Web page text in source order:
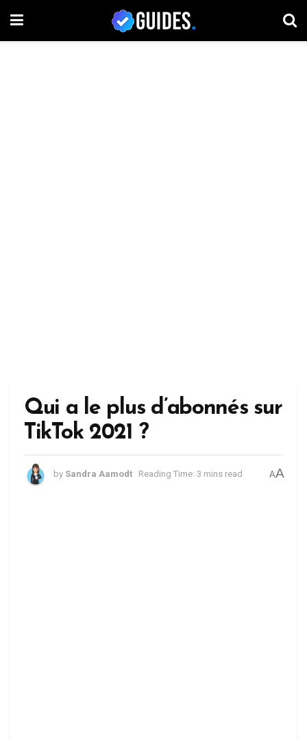
Qui a le plus d’abonnés sur
TikTok 2021 ?
by Sandra Aamodt Reading Time: 3 mins read AA